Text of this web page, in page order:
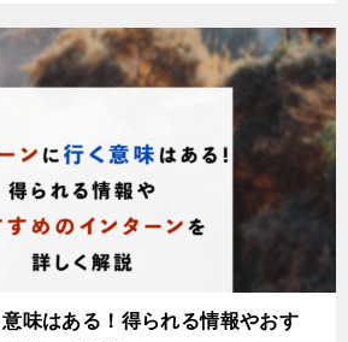
味はある！得られる情報やおす